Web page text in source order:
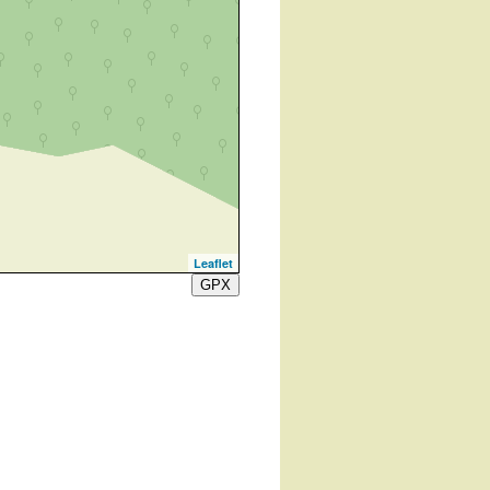
Leaflet
GPX